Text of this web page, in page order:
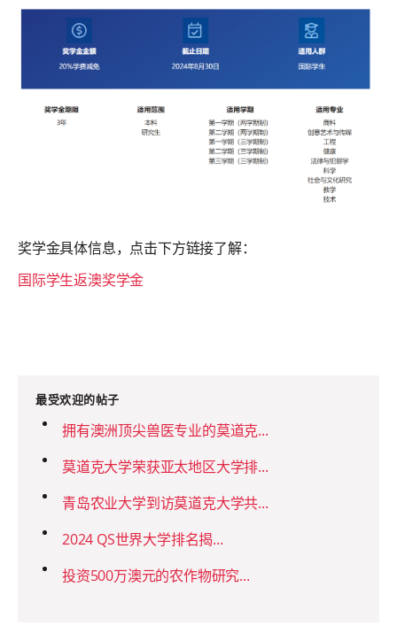
奖学金具体信息，点击下方链接了解：
国际学生返澳奖学金
最受欢迎的帖子
拥有澳洲顶尖兽医专业的莫道克...
莫道克大学荣获亚太地区大学排...
青岛农业大学到访莫道克大学共...
2024 QS世界大学排名揭...
投资500万澳元的农作物研究...